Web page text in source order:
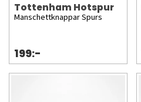
Tottenham Hotspur
Manschettknappar Spurs
199:-